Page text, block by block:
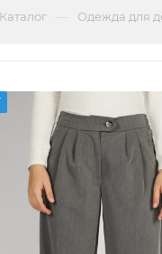
Каталог Одежда для